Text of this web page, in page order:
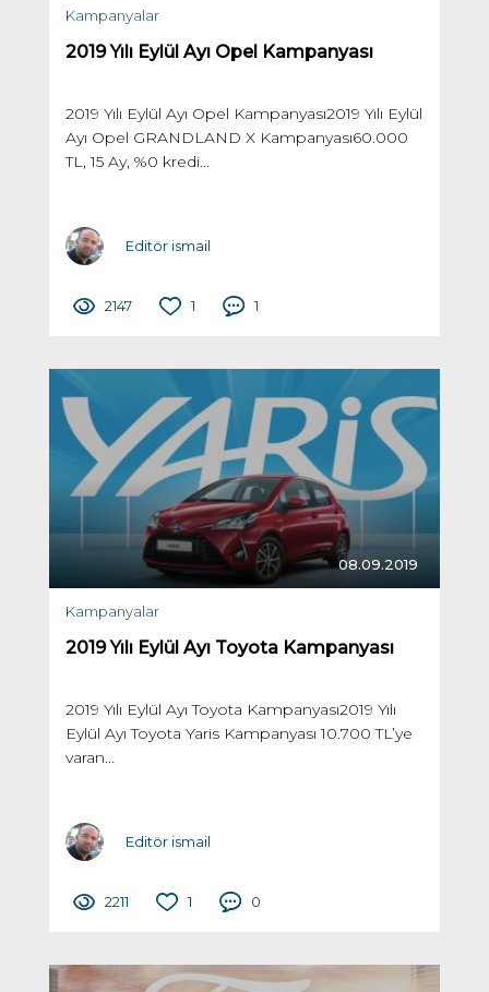
Kampanyalar
2019 Yılı Eylül Ayı Opel Kampanyası
2019 Yılı Eylül Ayı Opel Kampanyası2019 Yılı Eylül
Ayı Opel GRANDLAND X Kampanyası60.000
TL, 15 Ay, %0 kredi...
Editör ismail
2147 1 1
08.09.2019
Kampanyalar
2019 Yılı Eylül Ayı Toyota Kampanyası
2019 Yılı Eylül Ayı Toyota Kampanyası2019 Yılı
Eylül Ayı Toyota Yaris Kampanyası 10.700 TL’ye
varan...
Editör ismail
2211 1 0